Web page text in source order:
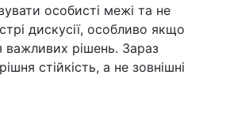
особисті межі та не
дискусії, особливо якщо
важливих рішень. Зараз
стійкість, а не зовнішні